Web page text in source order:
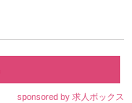
sponsored by 求人ボックス